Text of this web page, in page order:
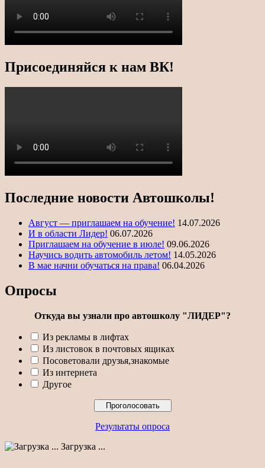
Присоединяйся к нам ВК!
Последние новости Автошколы!
Август — приглашаем на обучение! 14.07.2026
И в области Лидер! 06.07.2026
Приглашаем на обучение в июле! 09.06.2026
Научись водить автомобиль летом! 14.05.2026
В мае начни обучаться на права! 06.04.2026
Опросы
Откуда вы узнали про автошколу "ЛИДЕР"?
Из рекламы в лифтах
Из листовок в почтовых ящиках
Посоветовали друзья,знакомые
Из интернета
Другое
Результаты опроса
Загрузка ...